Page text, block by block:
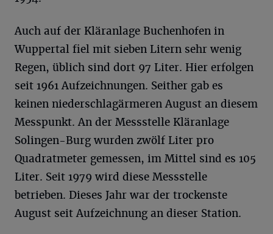
Auch auf der Kläranlage Buchenhofen in
Wuppertal fiel mit sieben Litern sehr wenig
Regen, üblich sind dort 97 Liter. Hier erfolgen
seit 1961 Aufzeichnungen. Seither gab es
keinen niederschlagärmeren August an diesem
Messpunkt. An der Messstelle Kläranlage
Solingen-Burg wurden zwölf Liter pro
Quadratmeter gemessen, im Mittel sind es 105
Liter. Seit 1979 wird diese Messstelle
betrieben. Dieses Jahr war der trockenste
August seit Aufzeichnung an dieser Station.